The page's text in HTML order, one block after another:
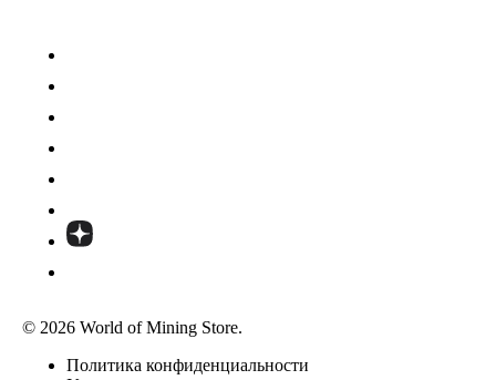
© 2026 World of Mining Store.
Политика конфиденциальности